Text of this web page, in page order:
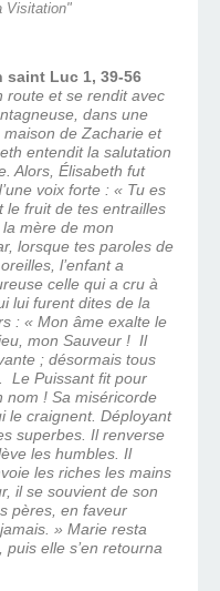
Visitation"
saint Luc 1, 39-56
route et se rendit avec
dans une
de Zacharie et
entendit la salutation
Alors, Élisabeth fut
voix forte : « Tu es
le fruit de tes entrailles
la mère de mon
lorsque tes paroles de
l’enfant a
celle qui a cru à
lui furent dites de la
: « Mon âme exalte le
mon Sauveur ! Il
; désormais tous
Le Puissant fit pour
nom ! Sa miséricorde
le craignent. Déployant
superbes. Il renverse
les humbles. Il
les riches les mains
il se souvient de son
pères, en faveur
» Marie resta
elle s’en retourna